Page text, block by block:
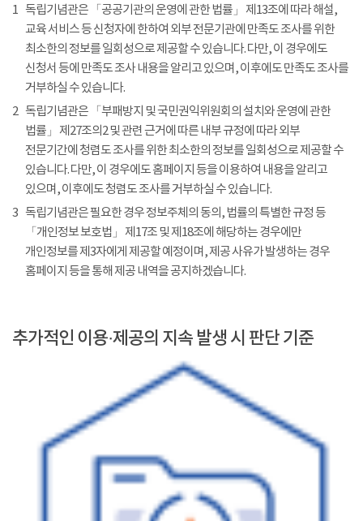
1 독립기념관은 「공공기관의 운영에 관한 법률」 제13조에 따라 해설,
교육 서비스 등 신청자에 한하여 외부 전문기관에 만족도 조사를 위한
최소한의 정보를 일회성으로 제공할 수 있습니다. 다만, 이 경우에도
신청서 등에 만족도 조사 내용을 알리고 있으며, 이후에도 만족도 조사를
거부하실 수 있습니다.
2 독립기념관은 「부패방지 및 국민권익위원회의 설치와 운영에 관한
법률」 제27조의2 및 관련 근거에 따른 내부 규정에 따라 외부
전문기간에 청렴도 조사를 위한 최소한의 정보를 일회성으로 제공할 수
있습니다. 다만, 이 경우에도 홈페이지 등을 이용하여 내용을 알리고
있으며, 이후에도 청렴도 조사를 거부하실 수 있습니다.
3 독립기념관은 필요한 경우 정보주체의 동의, 법률의 특별한 규정 등
「개인정보 보호법」 제17조 및 제18조에 해당하는 경우에만
개인정보를 제3자에게 제공할 예정이며, 제공 사유가 발생하는 경우
홈페이지 등을 통해 제공 내역을 공지하겠습니다.
추가적인 이용·제공의 지속 발생 시 판단 기준